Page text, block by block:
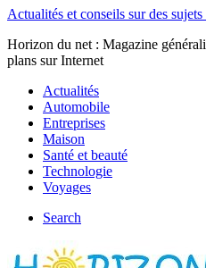
Actualités et conseils sur des
Horizon du net : Magazine
plans sur Internet
Actualités
Automobile
Entreprises
Maison
Santé et beauté
Technologie
Voyages
Search